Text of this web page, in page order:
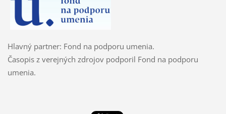
Hlavný partner: Fond na podporu umenia.
Časopis z verejných zdrojov podporil Fond na podporu
umenia.